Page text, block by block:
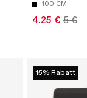
100 CM
4.25 € 5 €
15% Rabatt